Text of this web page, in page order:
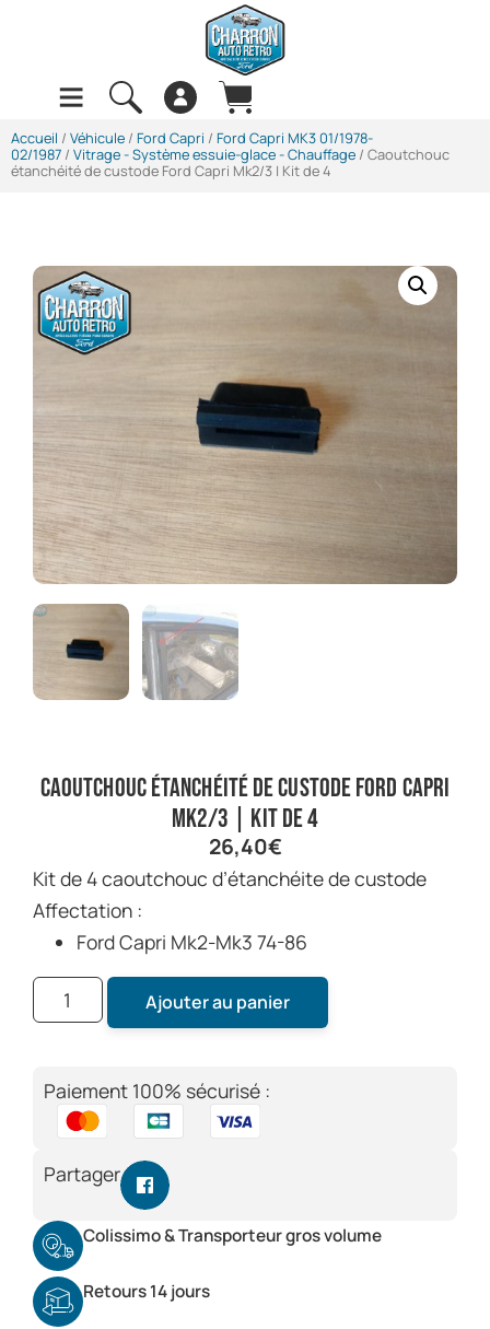
Accueil / Véhicule / Ford Capri / Ford Capri MK3 01/1978-
02/1987 / Vitrage - Système essuie-glace - Chauffage / Caoutchouc
étanchéité de custode Ford Capri Mk2/3 | Kit de 4
Caoutchouc étanchéité de custode Ford Capri
Mk2/3 | Kit de 4
26,40€
Kit de 4 caoutchouc d’étanchéite de custode
Affectation :
Ford Capri Mk2-Mk3 74-86
Ajouter au panier
Paiement 100% sécurisé :
Partager
Colissimo & Transporteur gros volume
Retours 14 jours